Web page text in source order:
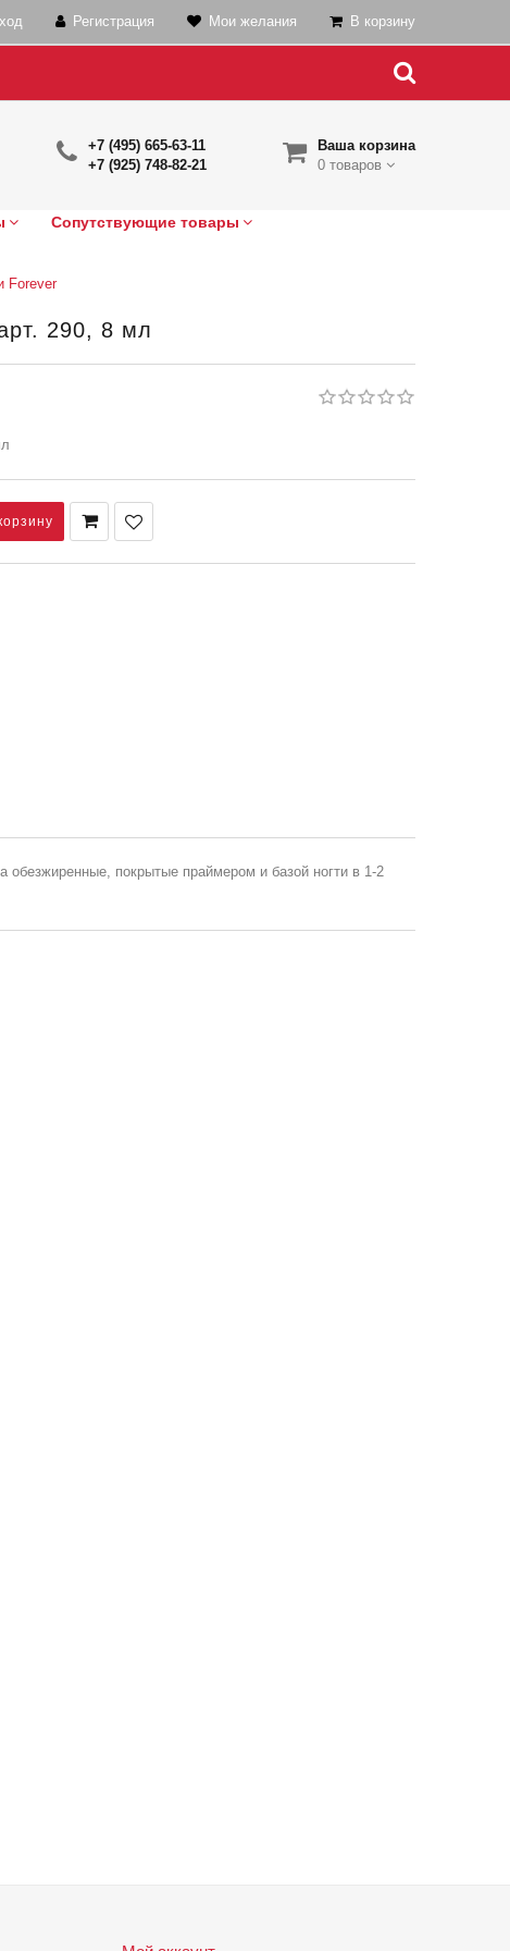
Регистрация Мои желания В корзину
Ваша корзина
0 товаров
+7 (495) 665-63-11
+7 (925) 748-82-21
Сопутствующие товары
Forever
290, 8 мл
обезжиренные, покрытые праймером и базой ногти в 1-2